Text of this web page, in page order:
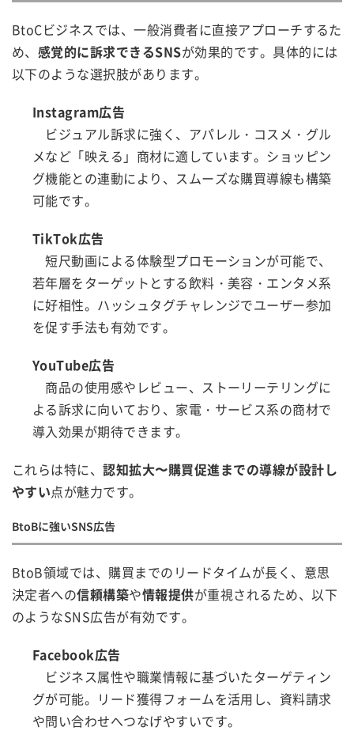
BtoCビジネスでは、一般消費者に直接アプローチするた
め、 感覚的に訴求できるSNSが効果的です。具体的には
以下のような選択肢があります。
Instagram広告
ビジュアル訴求に強く、アパレル・コスメ・グル
メなど「映える」商材に適しています。ショッピン
グ機能との連動により、スムーズな購買導線も構築
可能です。
TikTok広告
短尺動画による体験型プロモーションが可能で、
若年層をターゲットとする飲料・美容・エンタメ系
に好相性。ハッシュタグチャレンジでユーザー参加
を促す手法も有効です。
YouTube広告
商品の使用感やレビュー、ストーリーテリングに
よる訴求に向いており、家電・サービス系の商材で
導入効果が期待できます。
これらは特に、認知拡大〜購買促進までの導線が設計し
やすい点が魅力です。
BtoBに強いSNS広告
BtoB領域では、購買までのリードタイムが長く、意思
決定者への信頼構築や情報提供が重視されるため、以下
のようなSNS広告が有効です。
Facebook広告
ビジネス属性や職業情報に基づいたターゲティン
グが可能。リード獲得フォームを活用し、資料請求
や問い合わせへつなげやすいです。